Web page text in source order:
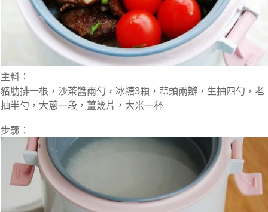
主料：
豬肋排一根，沙茶醬兩勺，冰糖3顆，蒜頭兩瓣，生抽四勺，老
抽半勺，大蔥一段，薑幾片，大米一杯
步驟：